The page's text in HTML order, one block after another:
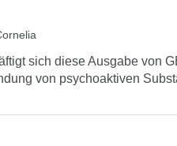
sich diese Ausgabe von
von psychoaktiven